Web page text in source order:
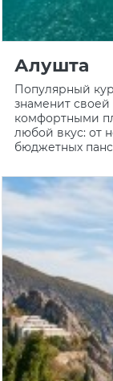
Алушта
Популярный
знаменит
комфортными
любой вкус: от
бюджетных